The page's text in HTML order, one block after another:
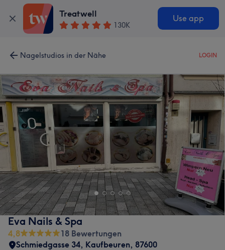
Treatwell
130K
Use app
Nagelstudios in der Nähe LOGIN
Eva Nails & Spa
4,8
18 Bewertungen
Schmiedgasse 34, Kaufbeuren, 87600